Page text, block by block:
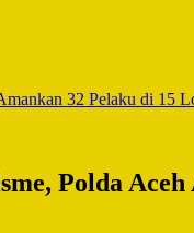
32 Pelaku di 15
Polda